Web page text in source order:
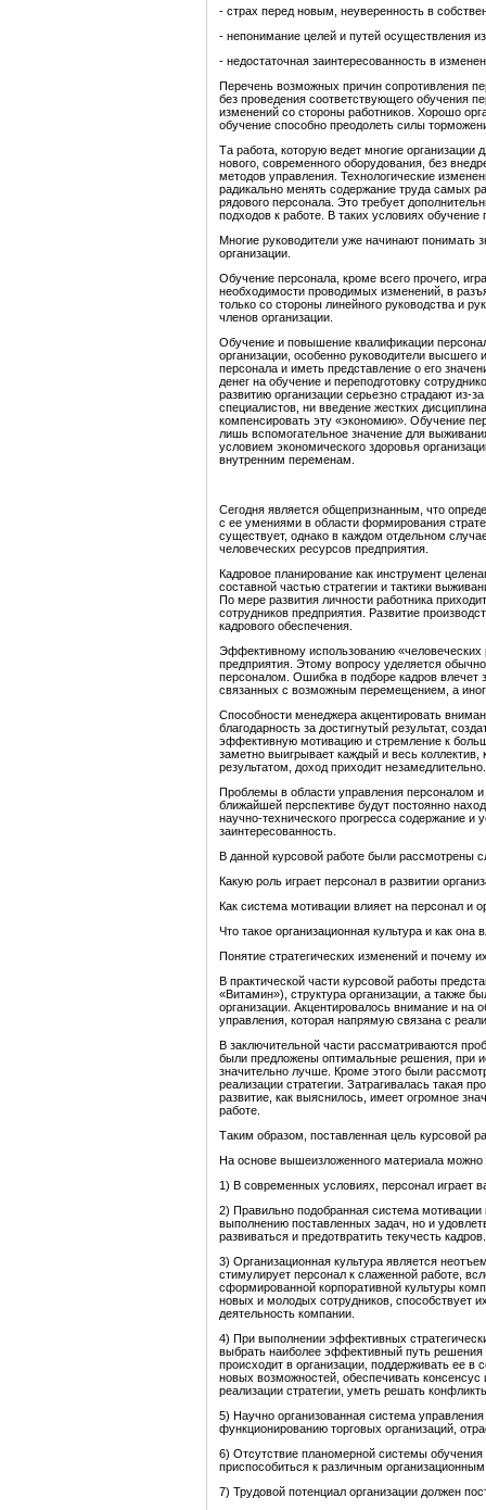
- страх перед новым, неуверенность в
- непонимание целей и путей осуществления
- недостаточная заинтересованность в
Перечень возможных причин сопротивления
без проведения соответствующего обучения
изменений со стороны работников. Хорошо
обучение способно преодолеть силы
Та работа, которую ведет многие
нового, современного оборудования, без
методов управления. Технологические
радикально менять содержание труда самых
рядового персонала. Это требует
подходов к работе. В таких условиях
Многие руководители уже начинают понимать
организации.
Обучение персонала, кроме всего прочего,
необходимости проводимых изменений, в
только со стороны линейного руководства и
членов организации.
Обучение и повышение квалификации
организации, особенно руководители высшего
персонала и иметь представление о его
денег на обучение и переподготовку
развитию организации серьезно страдают из-
специалистов, ни введение жестких
компенсировать эту «экономию». Обучение
лишь вспомогательное значение для
условием экономического здоровья
внутренним переменам.
Сегодня является общепризнанным, что
с ее умениями в области формирования
существует, однако в каждом отдельном
человеческих ресурсов предприятия.
Кадровое планирование как инструмент
составной частью стратегии и тактики
По мере развития личности работника
сотрудников предприятия. Развитие
кадрового обеспечения.
Эффективному использованию
предприятия. Этому вопросу уделяется
персоналом. Ошибка в подборе кадров
связанных с возможным перемещением, а
Способности менеджера акцентировать
благодарность за достигнутый результат,
эффективную мотивацию и стремление к
заметно выигрывает каждый и весь
результатом, доход приходит незамедлительно.
Проблемы в области управления персоналом
ближайшей перспективе будут постоянно
научно-технического прогресса содержание
заинтересованность.
В данной курсовой работе были рассмотрены
Какую роль играет персонал в развитии
Как система мотивации влияет на персонал и
Что такое организационная культура и как она
Понятие стратегических изменений и почему
В практической части курсовой работы
«Витамин»), структура организации, а также
организации. Акцентировалось внимание и на
управления, которая напрямую связана с
В заключительной части рассматриваются
были предложены оптимальные решения, при
значительно лучше. Кроме этого были
реализации стратегии. Затрагивалась такая
развитие, как выяснилось, имеет огромное
работе.
Таким образом, поставленная цель курсовой
На основе вышеизложенного материала
1) В современных условиях, персонал играет
2) Правильно подобранная система мотивации
выполнению поставленных задач, но и
развиваться и предотвратить текучесть кадров.
3) Организационная культура является
стимулирует персонал к слаженной работе,
сформированной корпоративной культуры
новых и молодых сотрудников, способствует
деятельность компании.
4) При выполнении эффективных
выбрать наиболее эффективный путь
происходит в организации, поддерживать ее
новых возможностей, обеспечивать
реализации стратегии, уметь решать
5) Научно организованная система
функционированию торговых организаций,
6) Отсутствие планомерной системы
приспособиться к различным
7) Трудовой потенциал организации должен